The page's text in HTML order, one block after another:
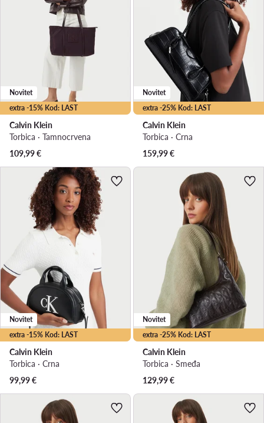
extra -15% Kod: LAST
Novitet
Calvin Klein
Torbica · Tamnocrvena
109,99€
extra -25% Kod: LAST
Novitet
Calvin Klein
Torbica · Crna
159,99€
extra -15% Kod: LAST
Novitet
Calvin Klein
Torbica · Crna
99,99€
extra -25% Kod: LAST
Novitet
Calvin Klein
Torbica · Smeđa
129,99€